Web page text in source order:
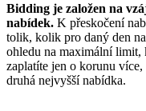
Bidding je založen na
nabídek. K přeskočení
tolik, kolik pro daný den
ohledu na maximální limit,
zaplatíte jen o korunu
druhá nejvyšší nabídka.